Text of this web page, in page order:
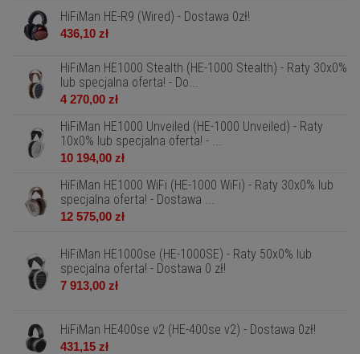
HiFiMan HE-R9 (Wired) - Dostawa 0zł!
436,10 zł
HiFiMan HE1000 Stealth (HE-1000 Stealth) - Raty 30x0%
lub specjalna oferta! - Do...
4 270,00 zł
HiFiMan HE1000 Unveiled (HE-1000 Unveiled) - Raty
10x0% lub specjalna oferta! - ...
10 194,00 zł
HiFiMan HE1000 WiFi (HE-1000 WiFi) - Raty 30x0% lub
specjalna oferta! - Dostawa ...
12 575,00 zł
HiFiMan HE1000se (HE-1000SE) - Raty 50x0% lub
specjalna oferta! - Dostawa 0 zł!
7 913,00 zł
HiFiMan HE400se v2 (HE-400se v2) - Dostawa 0zł!
431,15 zł